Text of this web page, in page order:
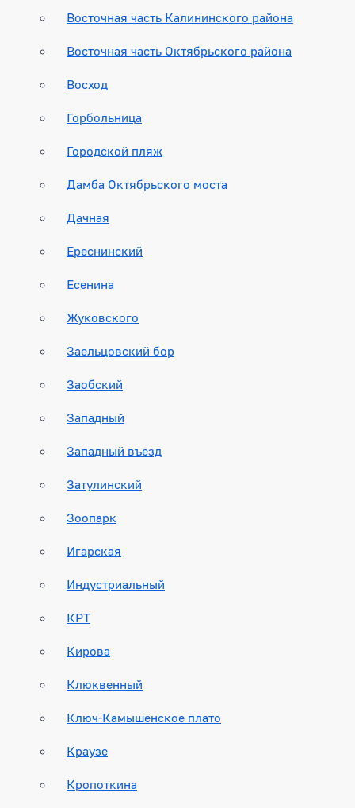
Восточная часть Калининского района
Восточная часть Октябрьского района
Восход
Горбольница
Городской пляж
Дамба Октябрьского моста
Дачная
Ереснинский
Есенина
Жуковского
Заельцовский бор
Заобский
Западный
Западный въезд
Затулинский
Зоопарк
Игарская
Индустриальный
КРТ
Кирова
Клюквенный
Ключ-Камышенское плато
Краузе
Кропоткина